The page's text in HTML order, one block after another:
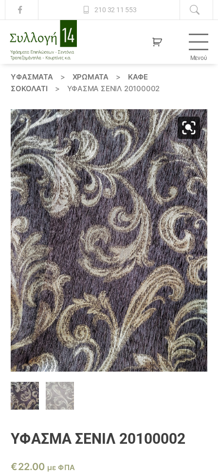
210 32 11 553
14
Μενού
ΥΦΆΣΜΑΤΑ > ΧΡΏΜΑΤΑ >
ΚΑΦΕ
ΣΟΚΟΛΑΤΙ
> ΎΦΑΣΜΑ ΣΕΝΊΛ 20100002
ΎΦΑΣΜΑ ΣΕΝΊΛ 20100002
€22.00 με ΦΠΑ